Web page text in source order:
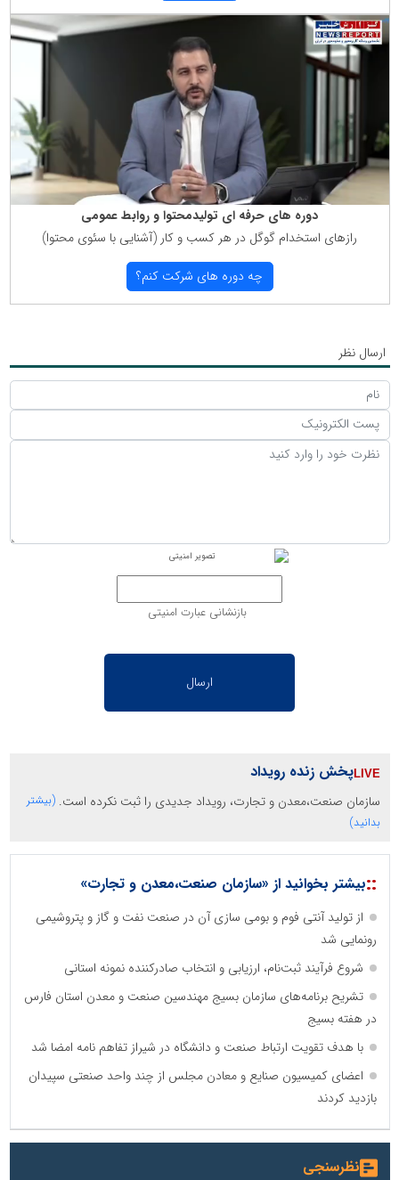
دوره های حرفه ای تولیدمحتوا و روابط عمومی
رازهای استخدام گوگل در هر كسب و كار (آشنایی با سئوی محتوا)
چه دوره های شركت كنم؟
ارسال نظر
بازنشانی عبارت امنیتی
پخش زنده رویداد
سازمان صنعت،معدن و تجارت، رویداد جدیدی را ثبت نکرده است. (بیشتر
بدانید)
::بیشتر بخوانید از «سازمان صنعت،معدن و تجارت»
از تولید آنتی فوم و بومی سازی آن در صنعت نفت و گاز و پتروشیمی
رونمایی شد
شروع فرآیند ثبت‌نام، ارزیابی و انتخاب صادرکننده نمونه استانی
تشریح برنامه‌های سازمان بسیج مهندسین صنعت و معدن استان فارس
در هفته بسیج
با هدف تقویت ارتباط صنعت و دانشگاه در شیراز تفاهم نامه امضا شد
اعضای کمیسیون صنایع و معادن مجلس از چند واحد صنعتی سپیدان
بازدید کردند
نظرسنجی